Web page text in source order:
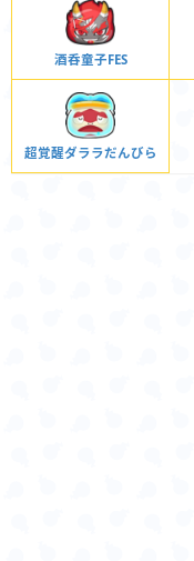
酒呑童子FES
超覚醒ダララだんびら